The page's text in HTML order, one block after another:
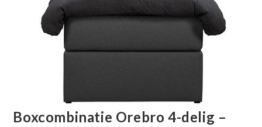
Boxcombinatie Orebro 4-delig –